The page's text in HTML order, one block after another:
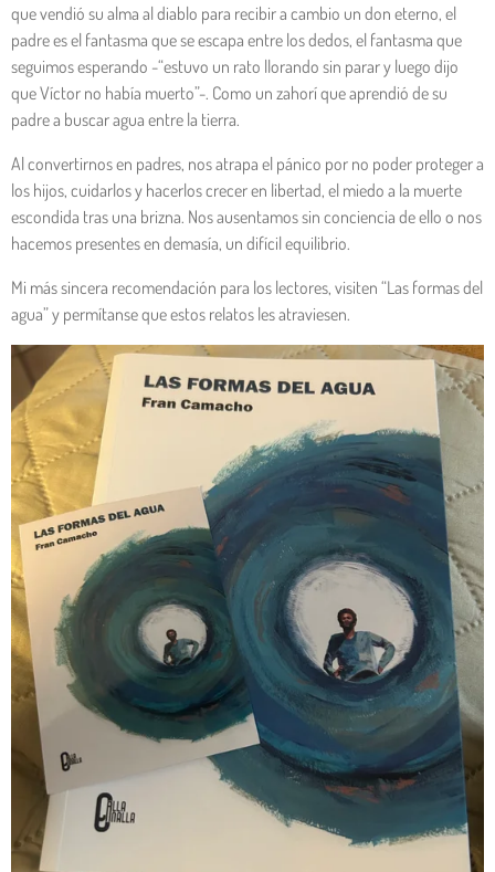
que vendió su alma al diablo para recibir a cambio un don eterno, el
padre es el fantasma que se escapa entre los dedos, el fantasma que
seguimos esperando -“estuvo un rato llorando sin parar y luego dijo
que Víctor no había muerto”-. Como un zahorí que aprendió de su
padre a buscar agua entre la tierra.
Al convertirnos en padres, nos atrapa el pánico por no poder proteger a
los hijos, cuidarlos y hacerlos crecer en libertad, el miedo a la muerte
escondida tras una brizna. Nos ausentamos sin conciencia de ello o nos
hacemos presentes en demasía, un difícil equilibrio.
Mi más sincera recomendación para los lectores, visiten “Las formas del
agua” y permítanse que estos relatos les atraviesen.